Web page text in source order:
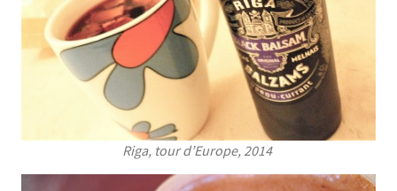
Riga, tour d’Europe, 2014